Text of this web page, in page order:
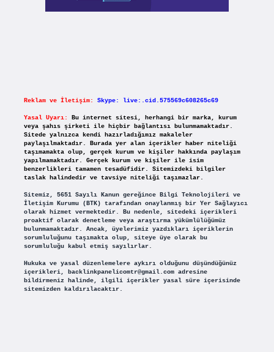
Reklam ve İletişim: Skype: live:.cid.575569c608265c69
Yasal Uyarı:
Bu internet sitesi, herhangi bir marka, kurum
veya şahıs şirketi ile hiçbir bağlantısı bulunmamaktadır.
Sitede yalnızca kendi hazırladığımız makaleler
paylaşılmaktadır. Burada yer alan içerikler haber niteliği
taşımamakta olup, gerçek kurum ve kişiler hakkında paylaşım
yapılmamaktadır. Gerçek kurum ve kişiler ile isim
benzerlikleri tamamen tesadüfidir. Sitemizdeki bilgiler
taslak halindedir ve tavsiye niteliği taşımazlar.
Sitemiz, 5651 Sayılı Kanun gereğince Bilgi Teknolojileri ve
İletişim Kurumu (BTK) tarafından onaylanmış bir Yer Sağlayıcı
olarak hizmet vermektedir. Bu nedenle, sitedeki içerikleri
proaktif olarak denetleme veya araştırma yükümlülüğümüz
bulunmamaktadır. Ancak, üyelerimiz yazdıkları içeriklerin
sorumluluğunu taşımakta olup, siteye üye olarak bu
sorumluluğu kabul etmiş sayılırlar.
Hukuka ve yasal düzenlemelere aykırı olduğunu düşündüğünüz
içerikleri, backlinkpanelicomtr@gmail.comadresine
bildirmeniz halinde, ilgili içerikler yasal süre içerisinde
sitemizden kaldırılacaktır.